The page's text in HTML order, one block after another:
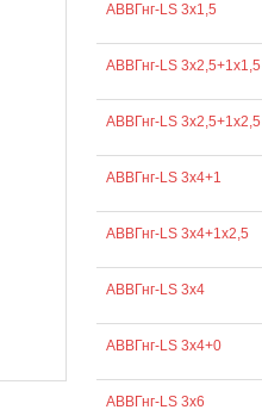
АВВГнг-LS 3х1,5
АВВГнг-LS 3х2,5+1х1,5
АВВГнг-LS 3х2,5+1х2,5
АВВГнг-LS 3х4+1
АВВГнг-LS 3х4+1х2,5
АВВГнг-LS 3х4
АВВГнг-LS 3х4+0
АВВГнг-LS 3х6